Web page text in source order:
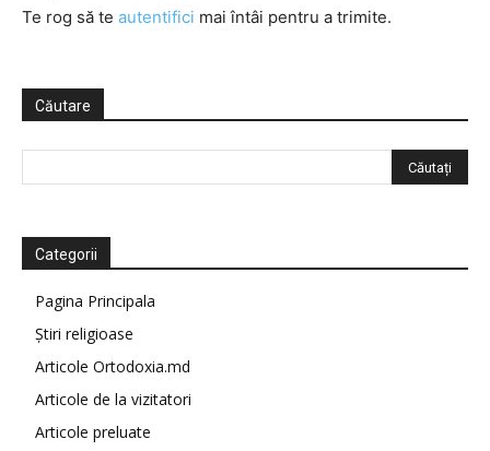
Te rog să te autentifici mai întâi pentru a trimite.
Căutare
Categorii
Pagina Principala
Știri religioase
Articole Ortodoxia.md
Articole de la vizitatori
Articole preluate